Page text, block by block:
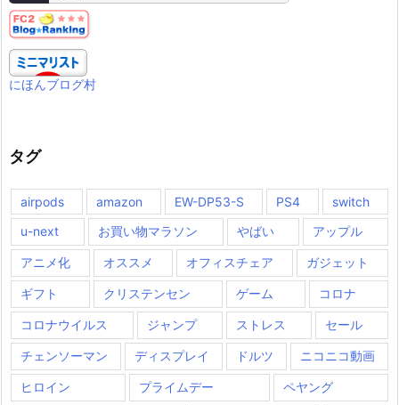
にほんブログ村
タグ
airpods amazon EW-DP53-S PS4
switch
u-next
お買い物マラソン やばい アップル
アニメ化 オススメ オフィスチェア ガジェット
ギフト クリステンセン ゲーム コロナ
コロナウイルス ジャンプ ストレス セール
チェンソーマン ディスプレイ ドルツ ニコニコ動画
ヒロイン プライムデー ペヤング